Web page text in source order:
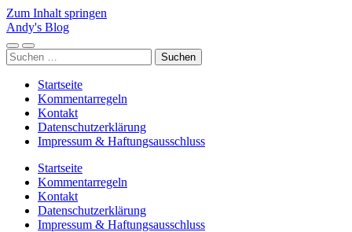
Zum Inhalt springen
Andy's Blog
Mobile-
Menü
Suchfeld
ein-/ausblenden
Suchen
nach:
Startseite
Kommentarregeln
Kontakt
Datenschutzerklärung
Impressum & Haftungsausschluss
Startseite
Kommentarregeln
Kontakt
Datenschutzerklärung
Impressum & Haftungsausschluss